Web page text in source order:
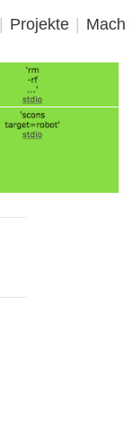
Projekte Mach